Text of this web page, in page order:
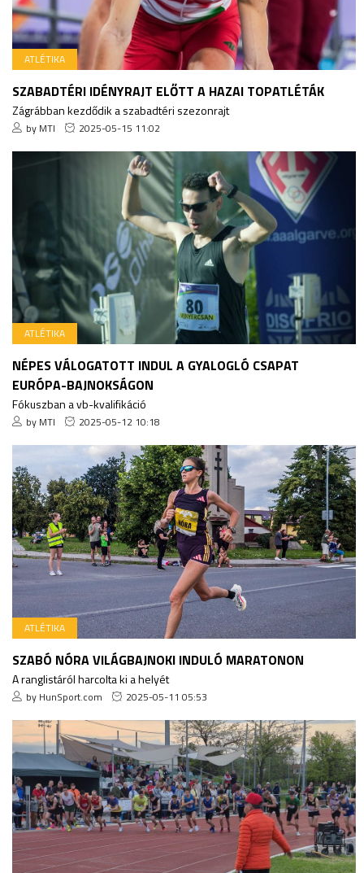
ATLÉTIKA
SZABADTÉRI IDÉNYRAJT ELŐTT A HAZAI TOPATLÉTÁK
Zágrábban kezdődik a szabadtéri szezonrajt
by MTI 2025-05-15 11:02
ATLÉTIKA
NÉPES VÁLOGATOTT INDUL A GYALOGLÓ CSAPAT
EURÓPA-BAJNOKSÁGON
Fókuszban a vb-kvalifikáció
by MTI 2025-05-12 10:18
ATLÉTIKA
SZABÓ NÓRA VILÁGBAJNOKI INDULÓ MARATONON
A ranglistáról harcolta ki a helyét
by HunSport.com 2025-05-11 05:53